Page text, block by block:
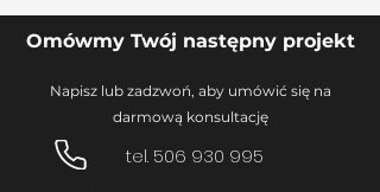
Omówmy Twój następny projekt
Napisz lub zadzwoń, aby umówić się na
darmową konsultację
tel. 506 930 995